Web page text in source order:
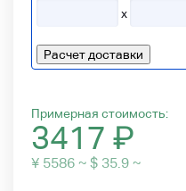
x
Расчет доставки
Примерная стоимость:
3417 ₽
¥ 5586 ~ $ 35.9 ~